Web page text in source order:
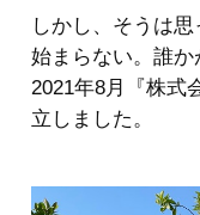
しかし、そうは
始まらない。誰
2021年8月『株式
立しました。